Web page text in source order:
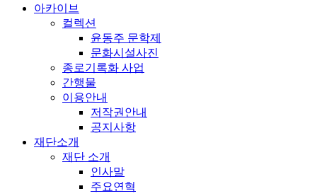
아카이브
컬렉션
윤동주 문학제
문화시설사진
종로기록화 사업
간행물
이용안내
저작권안내
공지사항
재단소개
재단 소개
인사말
주요연혁